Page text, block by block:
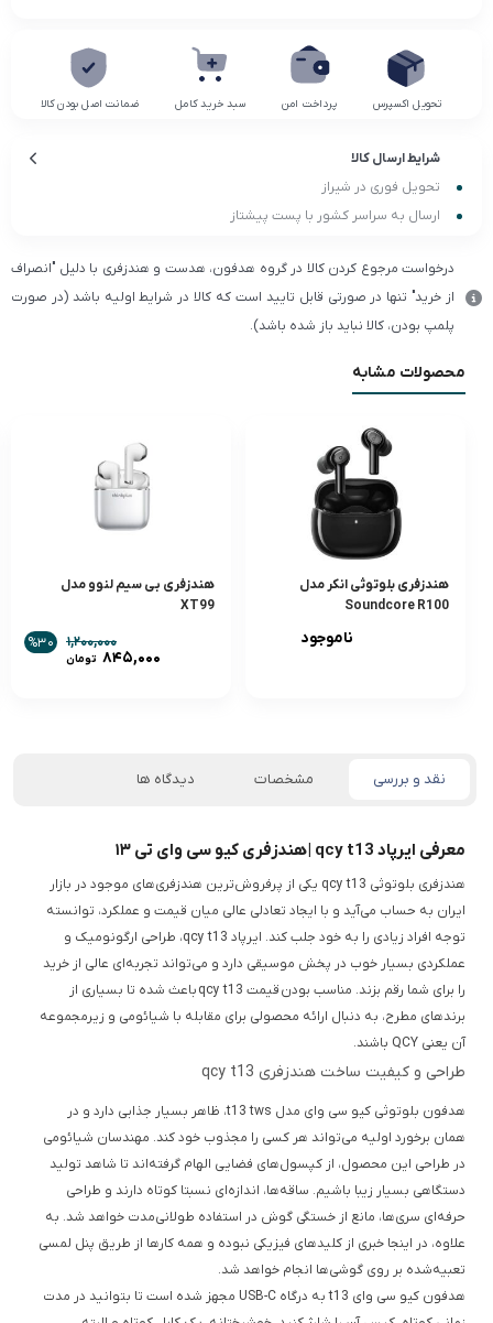
تحویل اکسپرس پرداخت امن سبد خرید کامل ضمانت اصل بودن کالا
شرایط ارسال کالا
تحویل فوری در شیراز
ارسال به سراسر کشور با پست پیشتاز
درخواست مرجوع کردن کالا در گروه هدفون، هدست و هندزفری با دلیل "انصراف
از خرید" تنها در صورتی قابل تایید است که کالا در شرایط اولیه باشد (در صورت
پلمپ بودن، کالا نباید باز شده باشد).
محصولات مشابه
هندزفری بلوتوثی انکر مدل
Soundcore R100
ناموجود
هندزفری بی سیم لنوو مدل
XT99
۱,۲۰۰,۰۰۰
قیمت
۸۴۵,۰۰۰ تومان
%۳۰
نقد و بررسی مشخصات دیدگاه ها
معرفی ایرپاد qcy t13 | هندزفری کیو سی وای تی ۱۳
هندزفری بلوتوثی qcy t13 یکی از پرفروش‌ترین هندزفری‌های موجود در بازار
ایران به حساب می‌آید و با ایجاد تعادلی عالی میان قیمت و عملکرد، توانسته
توجه افراد زیادی را به خود جلب کند. ایرپاد qcy t13، طراحی ارگونومیک و
عملکردی بسیار خوب در پخش موسیقی دارد و می‌تواند تجربه‌ای عالی از خرید
را برای شما رقم بزند. مناسب بودن قیمت qcy t13 باعث شده تا بسیاری از
برندهای مطرح، به دنبال ارائه محصولی برای مقابله با شیائومی و زیرمجموعه
آن یعنی QCY باشند.
طراحی و کیفیت ساخت هندزفری qcy t13
هدفون بلوتوثی کیو سی وای مدل t13 tws، ظاهر بسیار جذابی دارد و در
همان برخورد اولیه می‌تواند هر کسی را مجذوب خود کند. مهندسان شیائومی
در طراحی این محصول، از کپسول‌های فضایی الهام گرفته‌اند تا شاهد تولید
دستگاهی بسیار زیبا باشیم. ساقه‌ها، اندازه‌ای نسبتا کوتاه دارند و طراحی
حرفه‌ای سری‌ها، مانع از خستگی گوش در استفاده طولانی‌مدت خواهد شد. به
علاوه، در اینجا خبری از کلیدهای فیزیکی نبوده و همه کارها از طریق پنل لمسی
تعبیه‌شده بر روی گوشی‌ها انجام خواهد شد.
هدفون کیو سی وای t13 به درگاه USB-C مجهز شده است تا بتوانید در مدت